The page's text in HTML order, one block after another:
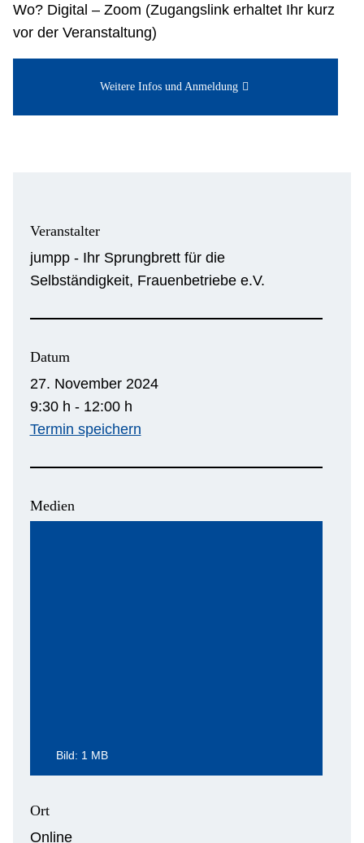
Wo? Digital – Zoom (Zugangslink erhaltet Ihr kurz
vor der Veranstaltung)
Weitere Infos und Anmeldung
Veranstalter
jumpp - Ihr Sprungbrett für die
Selbständigkeit, Frauenbetriebe e.V.
Datum
27. November 2024
9:30 h - 12:00 h
Termin speichern
Medien
Bild: 1 MB
Ort
Online